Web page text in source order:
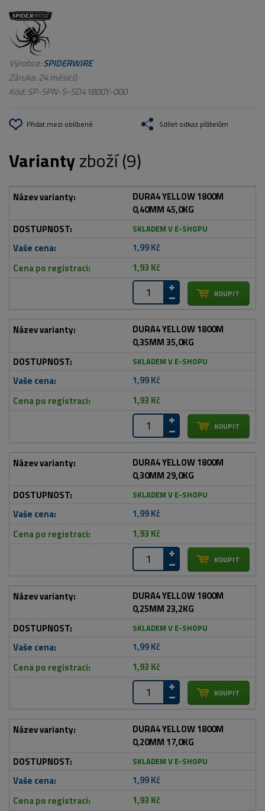
Výrobce:SPIDERWIRE
Záruka: 24 měsíců
Kód:SP-SPN-S-SD41800Y-000
Přidat mezi oblíbené Sdílet odkaz přátelům
Variantyzboží (9)
DURA4 YELLOW 1800M
0,40MM 45,0KG
SKLADEM V E-SHOPU
1,99 Kč
1,93 Kč
DURA4 YELLOW 1800M
0,35MM 35,0KG
SKLADEM V E-SHOPU
1,99 Kč
1,93 Kč
DURA4 YELLOW 1800M
0,30MM 29,0KG
SKLADEM V E-SHOPU
1,99 Kč
1,93 Kč
DURA4 YELLOW 1800M
0,25MM 23,2KG
SKLADEM V E-SHOPU
1,99 Kč
1,93 Kč
DURA4 YELLOW 1800M
0,20MM 17,0KG
SKLADEM V E-SHOPU
1,99 Kč
1,93 Kč